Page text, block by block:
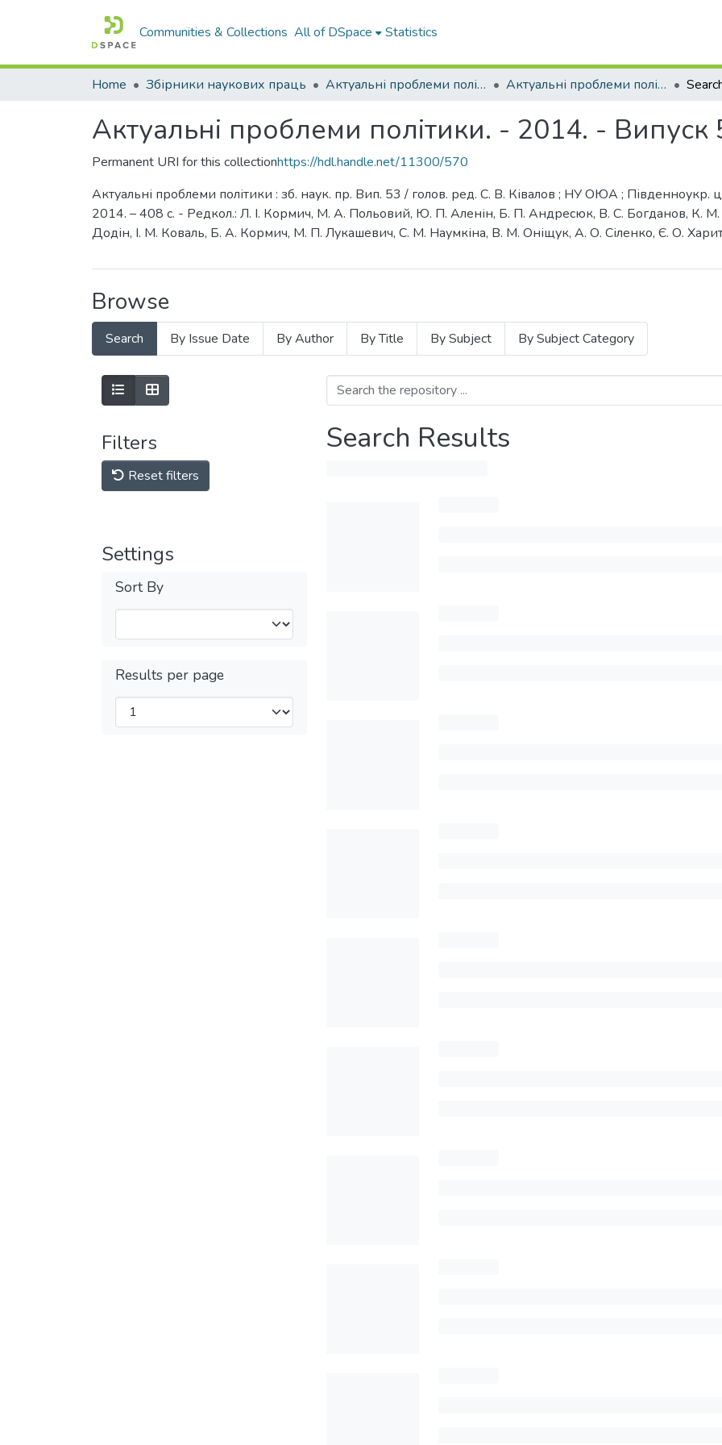
Communities & Collections All of DSpace Statistics
Home Збірники наукових праць Актуальні проблеми політики Актуальні проблеми політики. - 2014. - Випуск 53
Актуальні проблеми політики. - 2014. - Випуск
Permanent URI for this collectionhttps://hdl.handle.net/11300/570
Актуальні проблеми політики : зб. наук. пр. Вип. 53 / голов. ред. С. В. Ківалов ; НУ ОЮА ; Південноукр.
2014. – 408 c. - Редкол.: Л. І. Кормич, М. А. Польовий, Ю. П. Аленін, Б. П. Андресюк, В. С. Богданов, К. М.
Додін, І. М. Коваль, Б. А. Кормич, М. П. Лукашевич, С. М. Наумкіна, В. М. Оніщук, А. О. Сіленко, Є. О.
Browse
Search By Issue Date By Author By Title By Subject By Subject Category
Filters
Reset filters
Settings
Sort By
Results per page
Search Results